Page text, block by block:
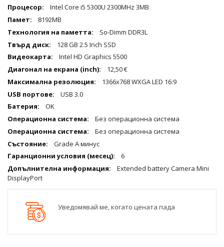
Intel Core i5 5300U 2300MHz 3MB
8192MB
So-Dimm DDR3L
128 GB 2.5 Inch SSD
Intel HD Graphics 5500
12,50 €
1366x768 WXGA LED 16:9
USB 3.0
OK
Без операционна система
Без операционна система
Grade А минус
6
Extended battery Camera Mini
DisplayPort
Уведомявай ме, когато цената пада